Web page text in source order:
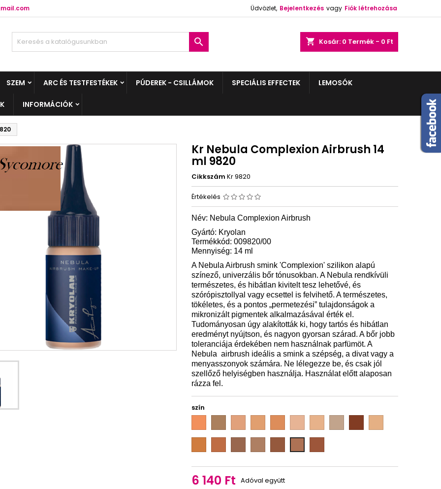
Üdvözlet, Bejelentkezés vagy Fiók létrehozása
shopping_cart Kosár: 0 Termék - 0 Ft

SZEM ARC ÉS TESTFESTÉKEK PÚDEREK - CSILLÁMOK SPECIÁLIS EFFECTEK LEMOSÓK
INFORMÁCIÓK
Kr Nebula Complexion Airbrush 14
ml 9820
Cikkszám Kr 9820
Értékelés
Név: Nebula Complexion Airbrush
Gyártó: Kryolan
Termékkód: 009820/00
Mennyiség: 14 ml
A Nebula Airbrush smink 'Complexion' szilikon alapú
színező, univerzális bőr tónusokban. A Nebula rendkívüli
természetes, és hibátlan kivitelt tesz lehetővé, és
szórópisztollyal vagy ecsettel is felvihető. A természetes,
tökéletes, és a pontos „permetezési” tulajdonságok a
mikronizált pigmentek alkalmazásával érték el.
Tudományosan úgy alakították ki, hogy tartós és hibátlan
eredményt nyújtson, és nagyon gyorsan szárad. A bőr jobb
toleranciája érdekében nem használnak parfümöt. A
Nebula airbrush ideális a smink a szépség, a divat vagy a
menyasszonyok számára. Ne lélegezze be, és csak jól
szellőző helyiségben használja. Használat előtt alaposan
rázza fel.
szín
tree
sheesham
6 140 Ft Adóval együtt